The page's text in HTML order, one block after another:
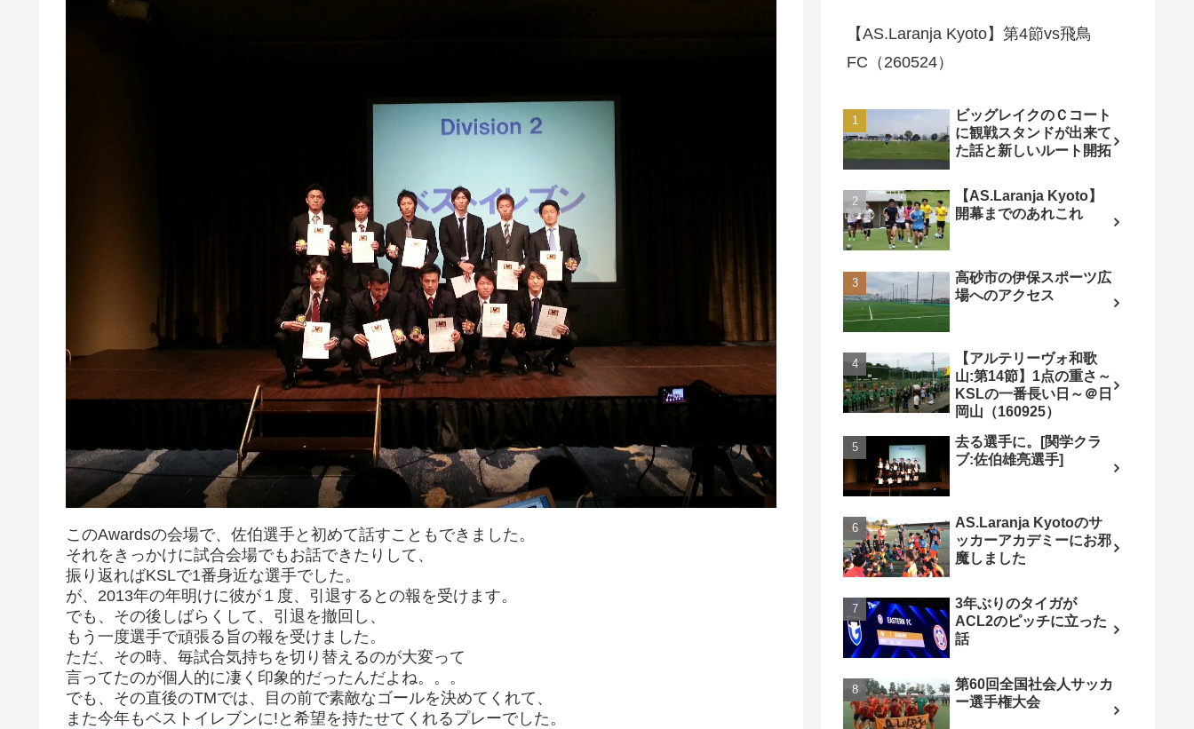
このAwardsの会場で、佐伯選手と初めて話すこともできました。
それをきっかけに試合会場でもお話できたりして、
振り返ればKSLで1番身近な選手でした。
が、2013年の年明けに彼が１度、引退するとの報を受けます。
でも、その後しばらくして、引退を撤回し、
もう一度選手で頑張る旨の報を受けました。
ただ、その時、毎試合気持ちを切り替えるのが大変って
言ってたのが個人的に凄く印象的だったんだよね。。。
でも、その直後のTMでは、目の前で素敵なゴールを決めてくれて、
また今年もベストイレブンに!と希望を持たせてくれるプレーでした。
【AS.Laranja Kyoto】第4節vs飛鳥
FC（260524）
ビッグレイクのＣコート
に観戦スタンドが出来て
た話と新しいルート開拓
【AS.Laranja Kyoto】
開幕までのあれこれ
高砂市の伊保スポーツ広
場へのアクセス
【アルテリーヴォ和歌
山:第14節】1点の重さ～
KSLの一番長い日～＠日
岡山（160925）
去る選手に。[関学クラ
ブ:佐伯雄亮選手]
AS.Laranja Kyotoのサ
ッカーアカデミーにお邪
魔しました
3年ぶりのタイガが
ACL2のピッチに立った
話
第60回全国社会人サッカ
ー選手権大会